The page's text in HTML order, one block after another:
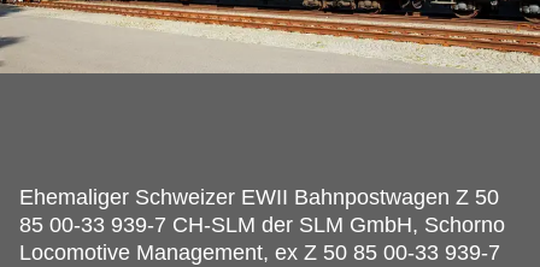
Ehemaliger Schweizer EWII Bahnpostwagen Z 50
85 00-33 939-7 CH-SLM der SLM GmbH, Schorno
Locomotive Management, ex Z 50 85 00-33 939-7